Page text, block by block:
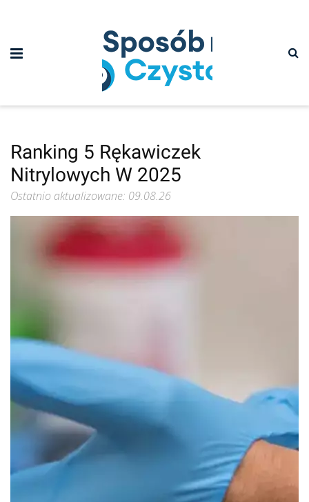
Ranking 5 Rękawiczek
Nitrylowych W 2025
Ostatnio aktualizowane: 09.08.26